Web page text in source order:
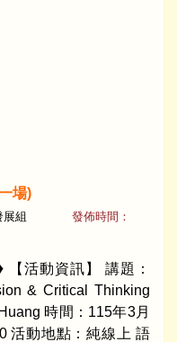
場)
展組
發佈時間：
【活動資訊】 講題：
& Critical Thinking
時間：115年3月
活動地點：純線上 語